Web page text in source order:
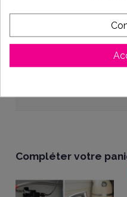
Compteur d'eau chaude
Pression maximale : 16 bars.
Compléter votre